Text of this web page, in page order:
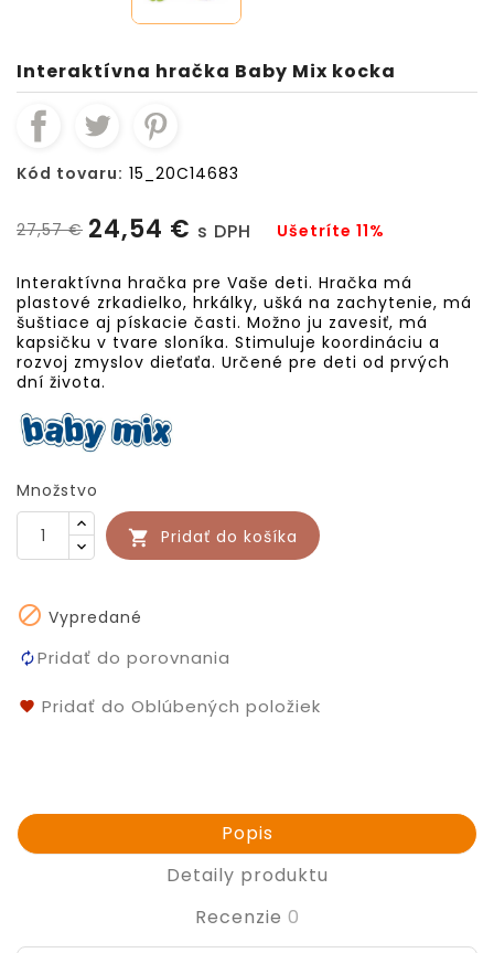
Interaktívna hračka Baby Mix kocka
Kód tovaru: 15_20C14683
27,57 € 24,54 € s DPH Ušetríte 11%
Interaktívna hračka pre Vaše deti. Hračka má
plastové zrkadielko, hrkálky, ušká na zachytenie, má
šuštiace aj pískacie časti. Možno ju zavesiť, má
kapsičku v tvare sloníka. Stimuluje koordináciu a
rozvoj zmyslov dieťaťa. Určené pre deti od prvých
dní života.
Množstvo
 Pridať do košíka
 Vypredané
Pridať do porovnania
Pridať do Oblúbených položiek
Popis
Detaily produktu
Recenzie 0